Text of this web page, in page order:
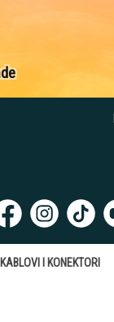
KABLOVI I KONEKTORI